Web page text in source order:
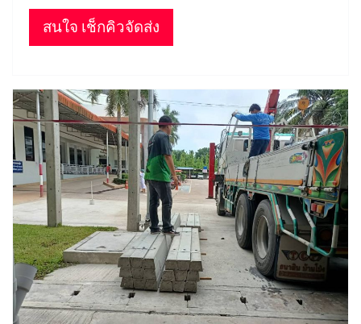
สนใจ เช็กคิวจัดส่ง